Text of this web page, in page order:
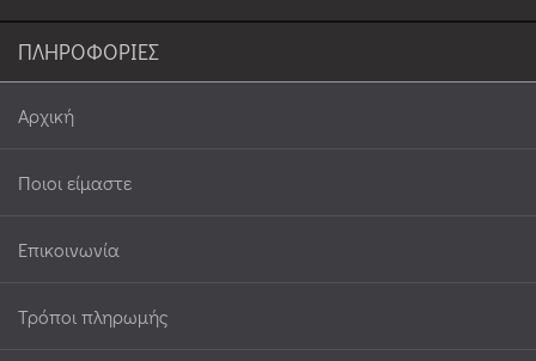
ΠΛΗΡΟΦΟΡΙΕΣ
Αρχική
Ποιοι είμαστε
Επικοινωνία
Τρόποι πληρωμής